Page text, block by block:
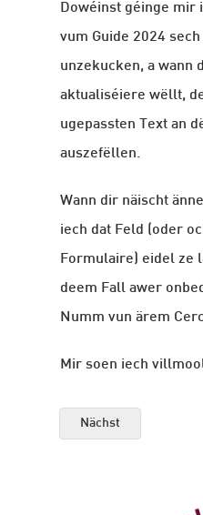
Dowéinst géinge mir
vum Guide 2024
unzekucken, a wann
aktualiséiere wëllt,
ugepassten Text an
auszefëllen.
Wann dir näischt
iech dat Feld (oder
Formulaire) eidel ze
deem Fall awer
Numm vun ärem
Mir soen iech
Nächst